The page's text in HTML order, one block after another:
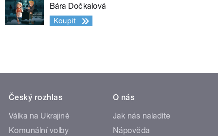
Bára Dočkalová
Koupit
Český rozhlas
Válka na Ukrajině
Komunální volby
O nás
Jak nás naladíte
Nápověda